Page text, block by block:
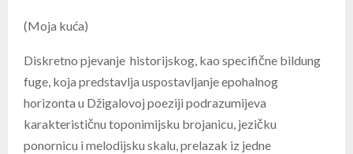
(Moja kuća)
Diskretno pjevanje historijskog, kao specifične bildung
fuge, koja predstavlja uspostavljanje epohalnog
horizonta u Džigalovoj poeziji podrazumijeva
karakterističnu toponimijsku brojanicu, jezičku
ponornicu i melodijsku skalu, prelazak iz jedne